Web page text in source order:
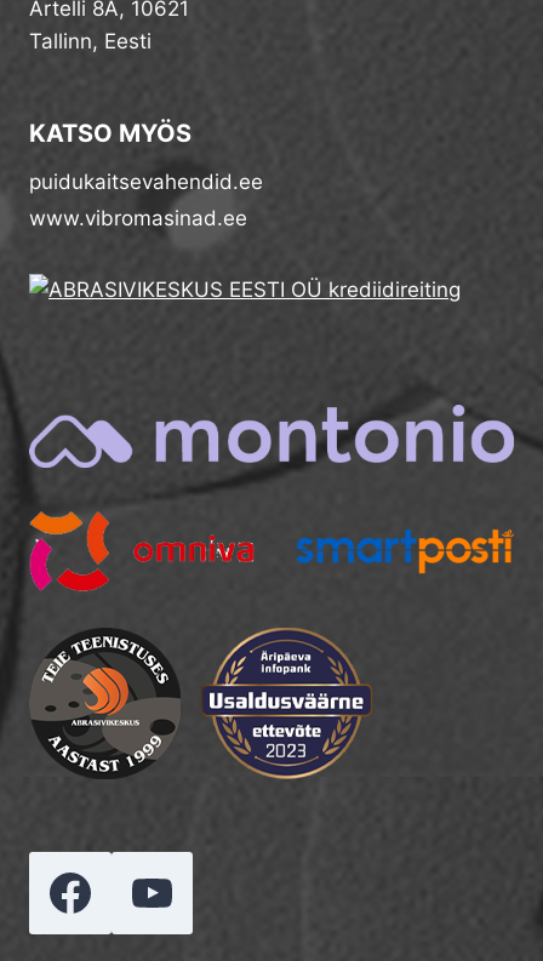
Artelli 8A, 10621
Tallinn, Eesti
KATSO MYÖS
puidukaitsevahendid.ee
www.vibromasinad.ee